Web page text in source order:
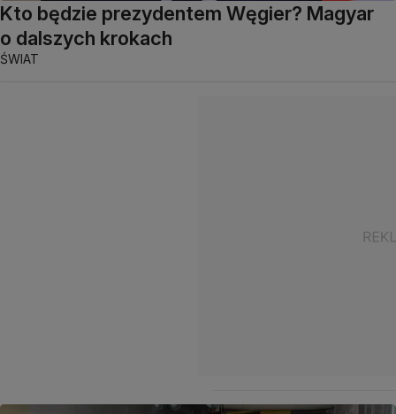
Kto będzie prezydentem Węgier? Magyar
o dalszych krokach
ŚWIAT